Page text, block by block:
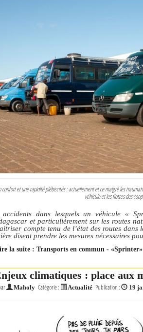
confort et une rapidité plébiscités : actuellement et ce malgré les
véhicule et les flottes des
accidents dans lesquels un véhicule «
et particulièrement sur les routes
compte tenu de l’état des routes
disent prendre les mesures nécessaires
la suite : Transports en commun -
climatiques : place aux
Maholy Catégorie : Actualité Publication : 19